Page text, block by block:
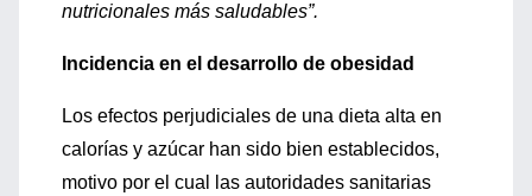
nutricionales más saludables”.
Incidencia en el desarrollo de obesidad
Los efectos perjudiciales de una dieta alta en
calorías y azúcar han sido bien establecidos,
motivo por el cual las autoridades sanitarias